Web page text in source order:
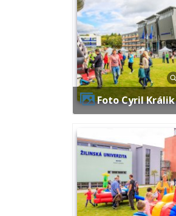
Foto Cyril Králik